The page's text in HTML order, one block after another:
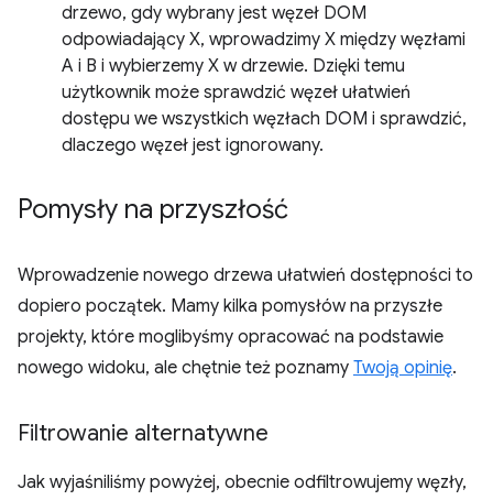
drzewo, gdy wybrany jest węzeł DOM
odpowiadający X, wprowadzimy X między węzłami
A i B i wybierzemy X w drzewie. Dzięki temu
użytkownik może sprawdzić węzeł ułatwień
dostępu we wszystkich węzłach DOM i sprawdzić,
dlaczego węzeł jest ignorowany.
Pomysły na przyszłość
Wprowadzenie nowego drzewa ułatwień dostępności to
dopiero początek. Mamy kilka pomysłów na przyszłe
projekty, które moglibyśmy opracować na podstawie
nowego widoku, ale chętnie też poznamy Twoją opinię.
Filtrowanie alternatywne
Jak wyjaśniliśmy powyżej, obecnie odfiltrowujemy węzły,